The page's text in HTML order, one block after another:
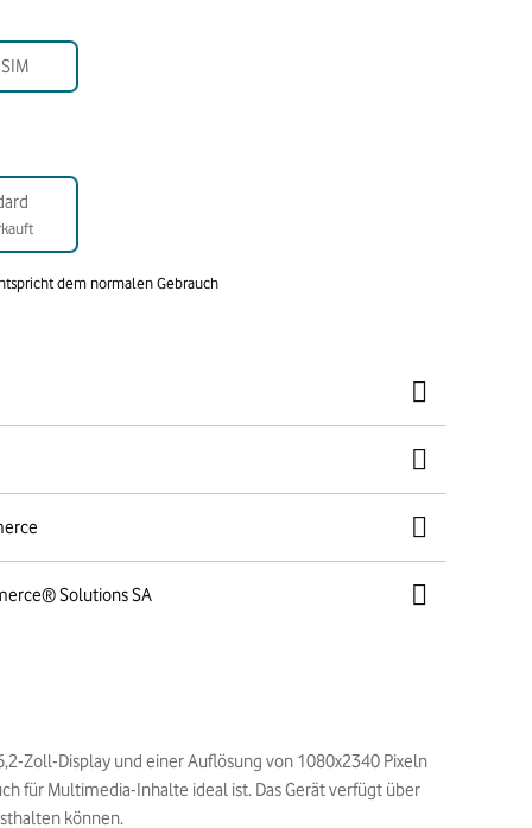
dem normalen Gebrauch
Solutions SA
Zoll-Display und einer Auflösung von 1080x2340 Pixeln
für Multimedia-Inhalte ideal ist. Das Gerät verfügt über
können.